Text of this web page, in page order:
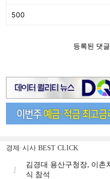
경제·시사 BEST CLICK
1
김경대 용산구청장, 이촌
식 참석